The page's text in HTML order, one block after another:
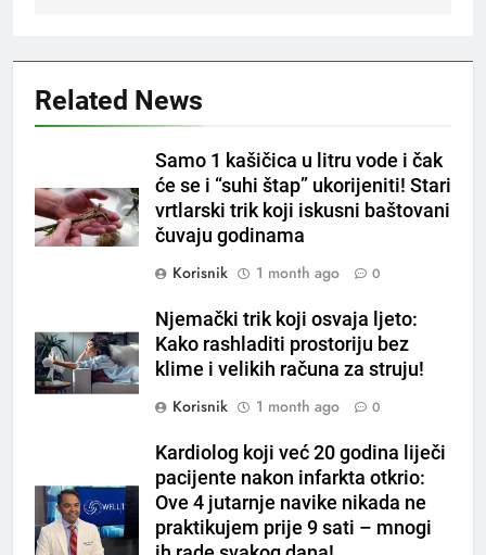
Related News
Samo 1 kašičica u litru vode i čak
će se i “suhi štap” ukorijeniti! Stari
vrtlarski trik koji iskusni baštovani
čuvaju godinama
Korisnik
1 month ago 0
Njemački trik koji osvaja ljeto:
Kako rashladiti prostoriju bez
klime i velikih računa za struju!
Korisnik
1 month ago 0
Kardiolog koji već 20 godina liječi
pacijente nakon infarkta otkrio:
Ove 4 jutarnje navike nikada ne
praktikujem prije 9 sati – mnogi
5
Čaj od lovora i cimeta – prirodni
napitak za svakodnevnu rutinu
OSTALO
6
ČISTAČ JETRE: Uzmite gutljaj
na prazan stomak i crijeva će
loše varenje
7
Tračevi su njihova glavna
preokupacija: Ljudi rođeni u ova
8
Piće od smreke – prirodni